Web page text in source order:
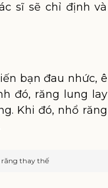
sĩ sẽ chỉ định và
bạn đau nhức, ê
đó, răng lung lay
Khi đó, nhổ răng
thay thế